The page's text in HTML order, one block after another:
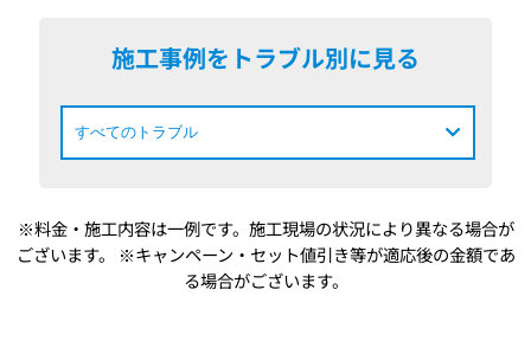
施工事例をトラブル別に見る
※料金・施工内容は一例です。施工現場の状況により異なる場合が
ございます。
※キャンペーン・セット値引き等が適応後の金額であ
る場合がございます。